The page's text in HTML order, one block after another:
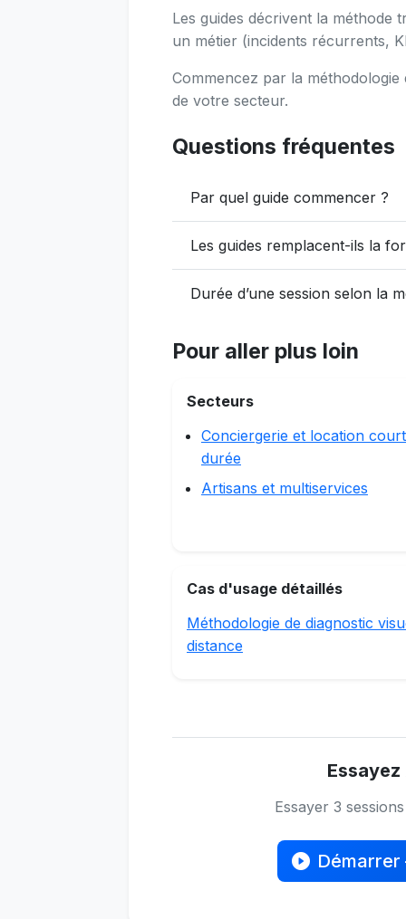
Les guides décrivent la méthode
un métier (incidents récurrents,
Commencez par la
de votre secteur.
Questions fréquentes
Par quel guide commencer ?
Les guides remplacent-ils la
Durée d’une session selon la
Pour aller plus loin
Secteurs
Conciergerie et location
durée
Artisans et multiservices
Cas d'usage détaillés
Méthodologie de diagnostic
distance
Essayer 3